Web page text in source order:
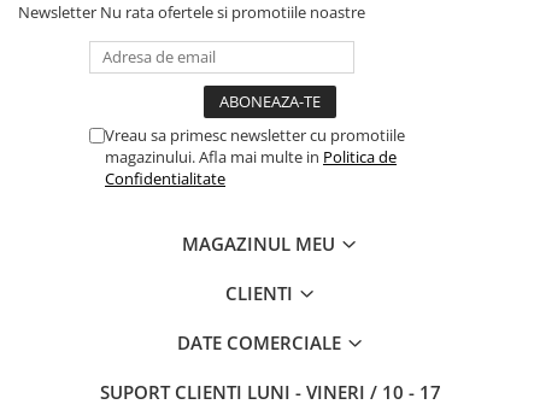
Newsletter Nu rata ofertele si promotiile noastre
Vreau sa primesc newsletter cu promotiile
magazinului. Afla mai multe in Politica de
Confidentialitate
MAGAZINUL MEU
CLIENTI
DATE COMERCIALE
SUPORT CLIENTI LUNI - VINERI / 10 - 17